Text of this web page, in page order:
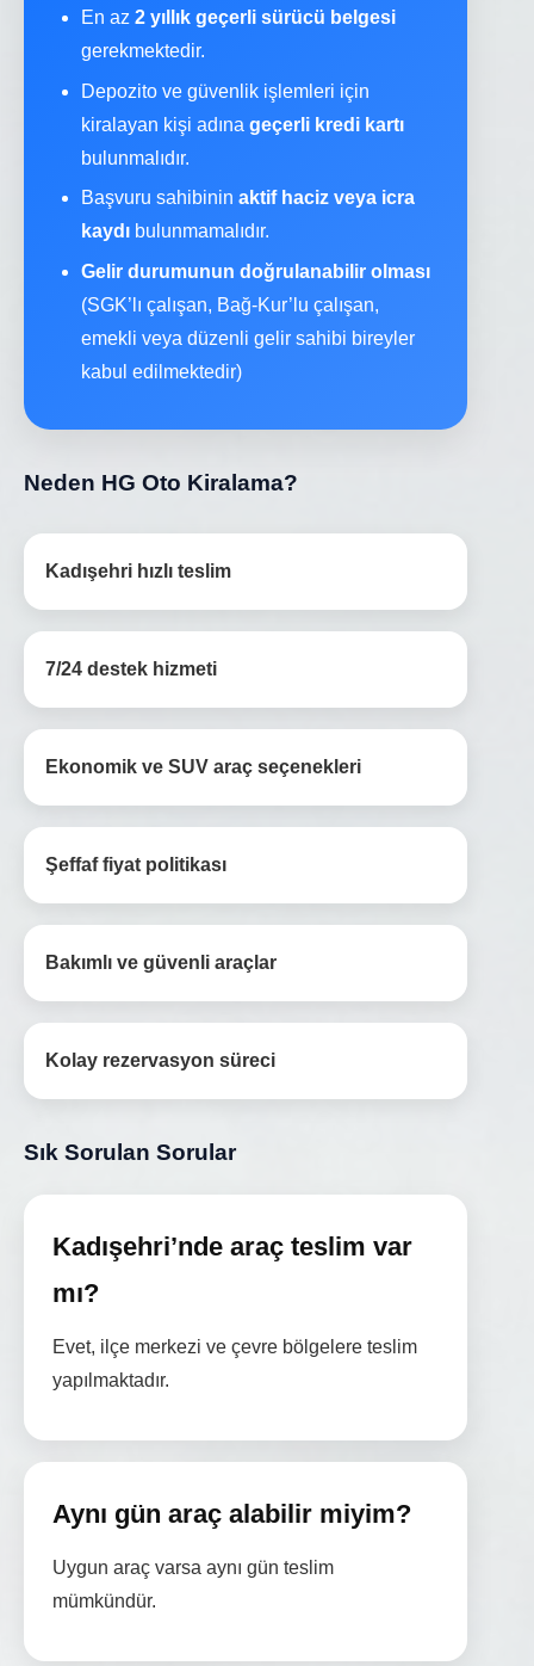
En az 2 yıllık geçerli sürücü belgesi
gerekmektedir.
Depozito ve güvenlik işlemleri için
kiralayan kişi adına geçerli kredi kartı
bulunmalıdır.
Başvuru sahibinin aktif haciz veya icra
kaydı bulunmamalıdır.
Gelir durumunun doğrulanabilir olması
(SGK’lı çalışan, Bağ-Kur’lu çalışan,
emekli veya düzenli gelir sahibi bireyler
kabul edilmektedir)
Neden HG Oto Kiralama?
Kadışehri hızlı teslim
7/24 destek hizmeti
Ekonomik ve SUV araç seçenekleri
Şeffaf fiyat politikası
Bakımlı ve güvenli araçlar
Kolay rezervasyon süreci
Sık Sorulan Sorular
Kadışehri’nde araç teslim var
mı?
Evet, ilçe merkezi ve çevre bölgelere teslim
yapılmaktadır.
Aynı gün araç alabilir miyim?
Uygun araç varsa aynı gün teslim
mümkündür.